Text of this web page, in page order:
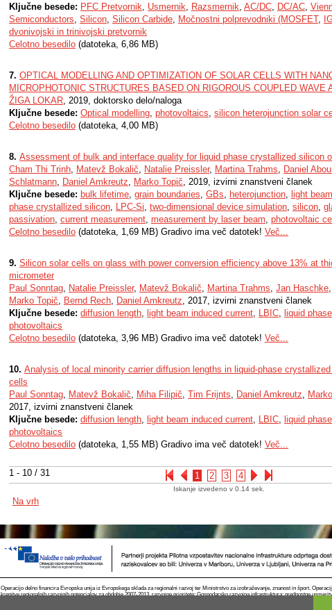
1 - 10 / 31 1 2 3 4
Ključne besede: PFC Pretvornik, Usmernik, Razsmernik, AC/DC, DC/AC,
Semiconductors, Silicon, Silicon Carbide, Močnostni polprevodniki (MOSFET,
dvonivojski in trinivojski pretvornik
Celotno besedilo (datoteka, 6,86 MB)
7. OPTICAL MODELLING AND OPTIMIZATION OF SOLAR CELLS WITH
MICROPHOTONIC STRUCTURES BASED ON RIGOROUS COUPLED WAVE
ŽIGA LOKAR, 2019, doktorsko delo/naloga
Ključne besede: Optical modelling, photovoltaics, silicon heterojunction solar
Celotno besedilo (datoteka, 4,00 MB)
8. Assessment of bulk and interface quality for liquid phase crystallized silicon
Cham Thi Trinh, Matevž Bokalič, Natalie Preissler, Martina Trahms, Daniel
Schlatmann, Daniel Amkreutz, Marko Topič, 2019, izvirni znanstveni članek
Ključne besede: bulk lifetime, grain boundaries, GBs, heterojunction, light
phase crystallized silicon, LPC-Si, two-dimensional device simulation, silicon,
passivation, current measurement, measurement by laser beam, photovoltaic
Celotno besedilo (datoteka, 1,69 MB) Gradivo ima več datotek! Več...
9. Silicon solar cells on glass with power conversion efficiency above 13% at
micrometer
Paul Sonntag, Natalie Preissler, Matevž Bokalič, Martina Trahms, Jan Haschke,
Marko Topič, Bernd Rech, Daniel Amkreutz, 2017, izvirni znanstveni članek
Ključne besede: diffusion length, light beam induced current, LBIC, liquid
photovoltaics
Celotno besedilo (datoteka, 3,96 MB) Gradivo ima več datotek! Več...
10. Analysis of local minority carrier diffusion lengths in liquid-phase
cells
Paul Sonntag, Matevž Bokalič, Miha Filipič, Tim Frijnts, Daniel Amkreutz,
2017, izvirni znanstveni članek
Ključne besede: diffusion length, light beam induced current, LBIC, liquid
photovoltaics
Celotno besedilo (datoteka, 1,55 MB) Gradivo ima več datotek! Več...
Iskanje izvedeno v 0.14 sek.
Na vrh
Operacijo delno financira Evropska unija iz Evropskega sklada za regionalni razvoj ter Ministrstvo za izobraževanje, znanost in šport.
krepitve regionalnih razvojnih potencialov za obdobje 2007-2013, razvojne prioritete: Gospodarsko razvojna infrastruktura; prednostne